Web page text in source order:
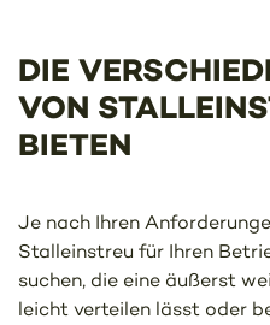
DIE
VON
BIETEN
Je nach Ihren
Stalleinstreu für Ihren
suchen, die eine äußerst
leicht verteilen lässt oder